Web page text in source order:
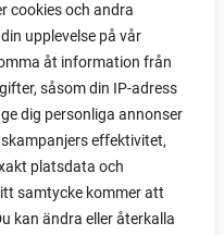
cookies och andra
upplevelse på vår
åt information från
såsom din IP-adress
dig personliga annonser
effektivitet,
platsdata och
samtycke kommer att
kan ändra eller återkalla